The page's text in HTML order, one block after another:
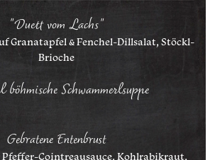
"Duett vom Lachs"
Granatapfel & Fenchel-Dillsalat, Stöckl-
Brioche
Schwammerlsuppe
Gebratene Entenbrust
Cointreausauce, Kohlrabikraut,